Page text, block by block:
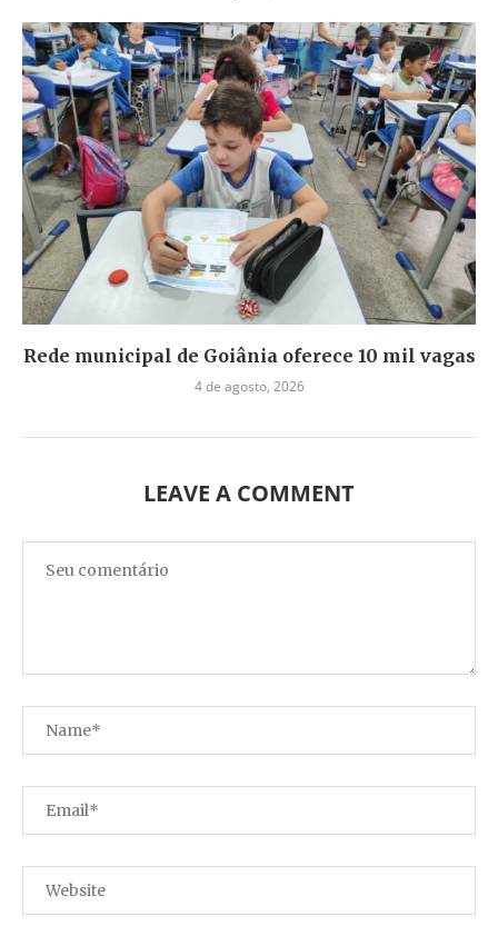
Rede municipal de Goiânia oferece 10 mil vagas
4 de agosto, 2026
LEAVE A COMMENT